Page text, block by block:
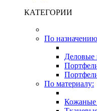
КАТЕГОРИИ
По
Деловые
По материалу:
Кожаные